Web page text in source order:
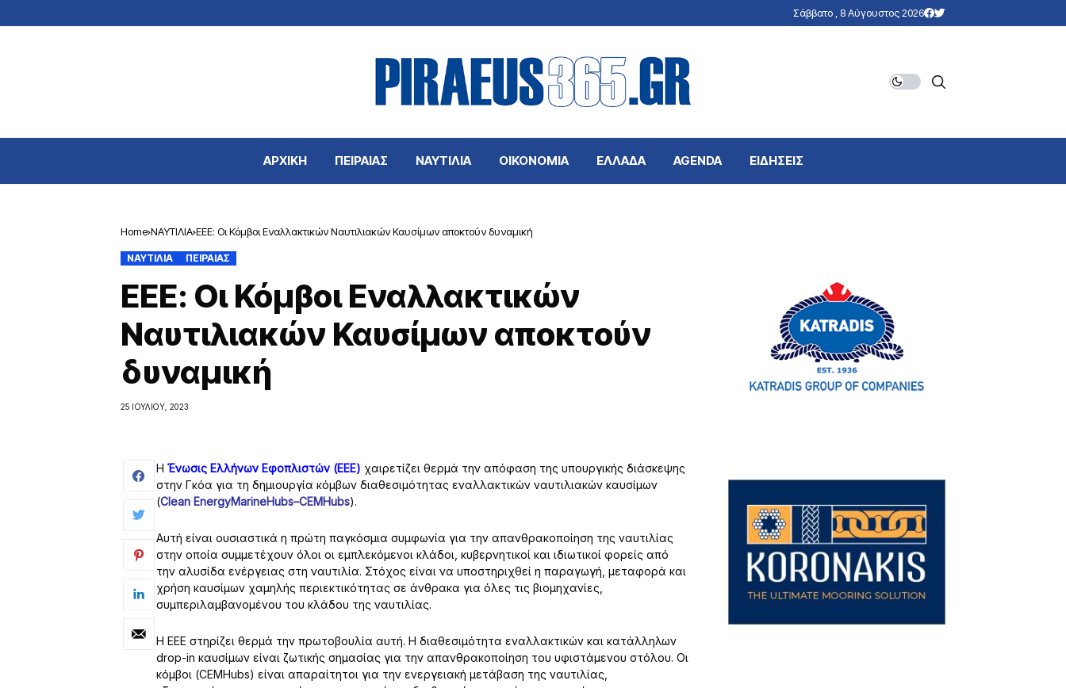
Σάββατο , 8 Αύγουστος 2026
ΑΡΧΙΚΗ ΠΕΙΡΑΙΑΣ ΝΑΥΤΙΛΙΑ ΟΙΚΟΝΟΜΙΑ ΕΛΛΑΔΑ AGENDA ΕΙΔΗΣΕΙΣ
Home ΝΑΥΤΙΛΙΑ ΕΕΕ: Οι Κόμβοι Εναλλακτικών Ναυτιλιακών Καυσίμων αποκτούν δυναμική
ΝΑΥΤΙΛΙΑ ΠΕΙΡΑΙΑΣ
ΕΕΕ: Οι Κόμβοι Εναλλακτικών
Ναυτιλιακών Καυσίμων αποκτούν
δυναμική
25 ΙΟΥΛΊΟΥ, 2023
Η Ένωσις Ελλήνων Εφοπλιστών (ΕΕΕ) χαιρετίζει θερμά την απόφαση της υπουργικής διάσκεψης
στην Γκόα για τη δημιουργία κόμβων διαθεσιμότητας εναλλακτικών ναυτιλιακών καυσίμων
(Clean EnergyMarineHubs–CEMHubs).
Αυτή είναι ουσιαστικά η πρώτη παγκόσμια συμφωνία για την απανθρακοποίηση της ναυτιλίας
στην οποία συμμετέχουν όλοι οι εμπλεκόμενοι κλάδοι, κυβερνητικοί και ιδιωτικοί φορείς από
την αλυσίδα ενέργειας στη ναυτιλία. Στόχος είναι να υποστηριχθεί η παραγωγή, μεταφορά και
χρήση καυσίμων χαμηλής περιεκτικότητας σε άνθρακα για όλες τις βιομηχανίες,
συμπεριλαμβανομένου του κλάδου της ναυτιλίας.
Η ΕΕΕ στηρίζει θερμά την πρωτοβουλία αυτή. Η διαθεσιμότητα εναλλακτικών και κατάλληλων
drop-in καυσίμων είναι ζωτικής σημασίας για την απανθρακοποίηση του υφιστάμενου στόλου. Οι
κόμβοι (CEMHubs) είναι απαραίτητοι για την ενεργειακή μετάβαση της ναυτιλίας,